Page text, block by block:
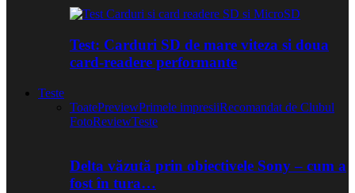
Test: Carduri SD de mare viteza si doua
card-readere performante
Teste
ToatePreviewPrimele impresiiRecomandat de Clubul
FotoReviewTeste
Delta văzută prin obiectivele Sony – cum a
fost în tura…